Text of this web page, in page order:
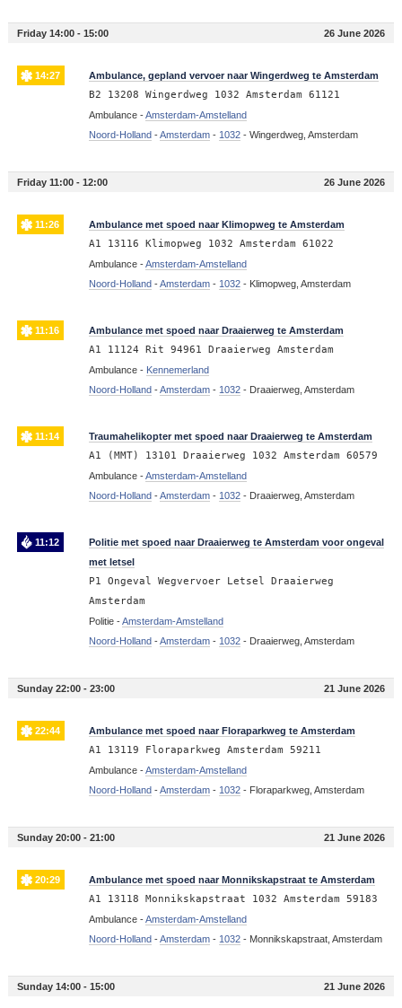
Friday 14:00 - 15:00 26 June 2026
14:27 Ambulance, gepland vervoer naar Wingerdweg te Amsterdam
B2 13208 Wingerdweg 1032 Amsterdam 61121
Ambulance -Amsterdam-Amstelland
Noord-Holland-Amsterdam- 1032- Wingerdweg, Amsterdam
Friday 11:00 - 12:00 26 June 2026
11:26 Ambulance met spoed naar Klimopweg te Amsterdam
A1 13116 Klimopweg 1032 Amsterdam 61022
Ambulance -Amsterdam-Amstelland
Noord-Holland-Amsterdam- 1032- Klimopweg, Amsterdam
11:16 Ambulance met spoed naar Draaierweg te Amsterdam
A1 11124 Rit 94961 Draaierweg Amsterdam
Ambulance - Kennemerland
Noord-Holland-Amsterdam- 1032- Draaierweg, Amsterdam
11:14 Traumahelikopter met spoed naar Draaierweg te Amsterdam
A1 (MMT) 13101 Draaierweg 1032 Amsterdam 60579
Ambulance -Amsterdam-Amstelland
Noord-Holland-Amsterdam- 1032- Draaierweg, Amsterdam
11:12
Politie met spoed naar Draaierweg te Amsterdam voor ongeval
met letsel
P1 Ongeval Wegvervoer Letsel Draaierweg
Amsterdam
Politie -Amsterdam-Amstelland
Noord-Holland-Amsterdam- 1032- Draaierweg, Amsterdam
Sunday 22:00 - 23:00 21 June 2026
22:44 Ambulance met spoed naar Floraparkweg te Amsterdam
A1 13119 Floraparkweg Amsterdam 59211
Ambulance -Amsterdam-Amstelland
Noord-Holland-Amsterdam- 1032- Floraparkweg, Amsterdam
Sunday 20:00 - 21:00 21 June 2026
20:29 Ambulance met spoed naar Monnikskapstraat te Amsterdam
A1 13118 Monnikskapstraat 1032 Amsterdam 59183
Ambulance -Amsterdam-Amstelland
Noord-Holland-Amsterdam- 1032- Monnikskapstraat, Amsterdam
Sunday 14:00 - 15:00 21 June 2026